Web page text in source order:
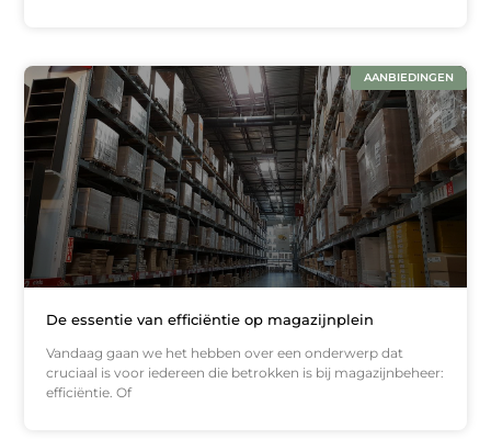
AANBIEDINGEN
De essentie van efficiëntie op magazijnplein
Vandaag gaan we het hebben over een onderwerp dat
cruciaal is voor iedereen die betrokken is bij magazijnbeheer:
efficiëntie. Of